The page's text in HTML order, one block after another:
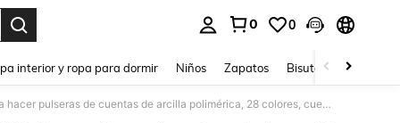
0 0
interior y ropa para dormir Niños Zapatos Bisutería Y
Kit de 4200 piezas para hacer pulseras de cuentas de arcilla polimérica, 28 colores, cuentas de arcilla planas y redondas, cuentas de concha, fabricación de joyas para niñas, hecho a mano